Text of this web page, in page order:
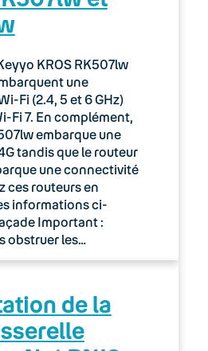
KROS RK507lw
une
Fi (2.4, 5 et 6 GHz)
Fi 7. En complément,
embarque une
tandis que le routeur
une connectivité
ces routeurs en
informations ci-
Important :
obstruer les…
de la